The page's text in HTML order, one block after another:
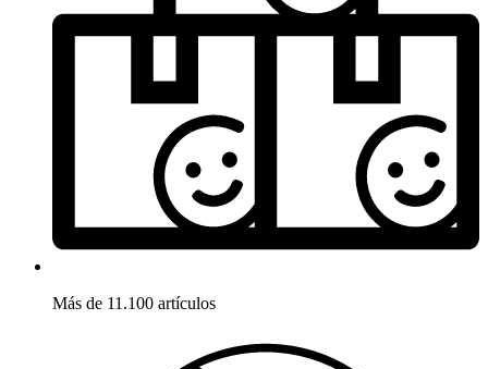
Más de 11.100 artículos